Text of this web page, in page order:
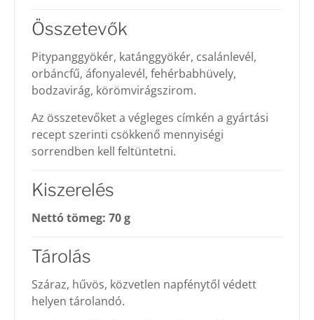
Összetevők
Pitypanggyökér, katánggyökér, csalánlevél,
orbáncfű, áfonyalevél, fehérbabhüvely,
bodzavirág, körömvirágszirom.
Az összetevőket a végleges címkén a gyártási
recept szerinti csökkenő mennyiségi
sorrendben kell feltüntetni.
Kiszerelés
Nettó tömeg: 70 g
Tárolás
Száraz, hűvös, közvetlen napfénytől védett
helyen tárolandó.